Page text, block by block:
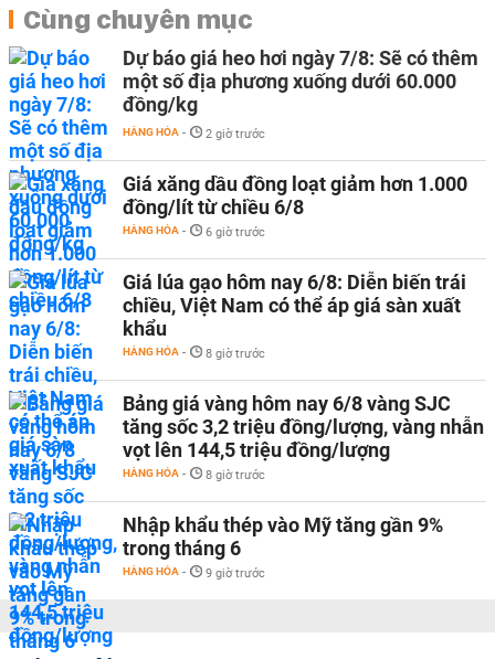
Cùng chuyên mục
Dự báo giá heo hơi ngày 7/8: Sẽ có thêm
một số địa phương xuống dưới 60.000
đồng/kg
HÀNG HÓA - 2 giờ trước
Giá xăng dầu đồng loạt giảm hơn 1.000
đồng/lít từ chiều 6/8
HÀNG HÓA - 6 giờ trước
Giá lúa gạo hôm nay 6/8: Diễn biến trái
chiều, Việt Nam có thể áp giá sàn xuất
khẩu
HÀNG HÓA - 8 giờ trước
Bảng giá vàng hôm nay 6/8 vàng SJC
tăng sốc 3,2 triệu đồng/lượng, vàng nhẫn
vọt lên 144,5 triệu đồng/lượng
HÀNG HÓA - 8 giờ trước
Nhập khẩu thép vào Mỹ tăng gần 9%
trong tháng 6
HÀNG HÓA - 9 giờ trước